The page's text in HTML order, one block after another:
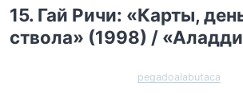
15. Гай Ричи: «Карты,
ствола» (1998) /
pegadoalabutaca